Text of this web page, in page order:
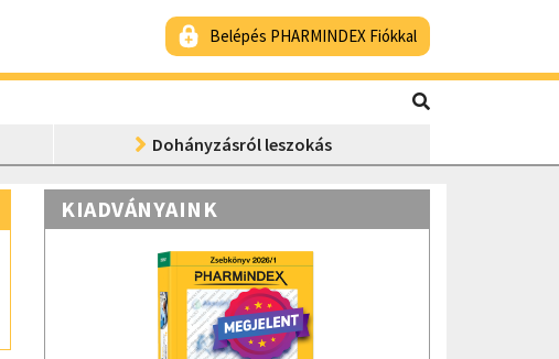
Belépés PHARMINDEX Fiókkal
Dohányzásról leszokás
KIADVÁNYAINK